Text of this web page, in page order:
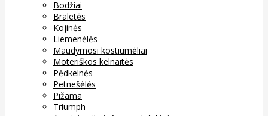
Bodžiai
Braletės
Kojinės
Liemenėlės
Maudymosi kostiumėliai
Moteriškos kelnaitės
Pėdkelnės
Petnešėlės
Pižama
Triumph